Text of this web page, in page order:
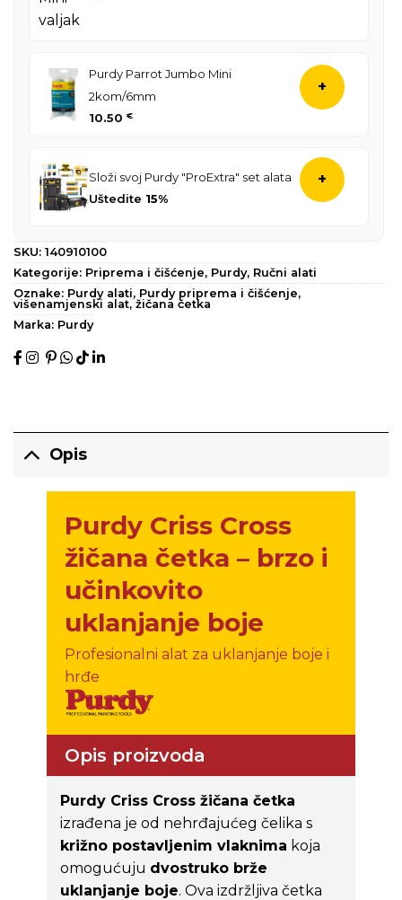
Purdy Parrot Jumbo Mini
2kom/6mm
10.50 €
+
Složi svoj Purdy "ProExtra" set alata
Uštedite 15%
+
SKU: 140910100
Kategorije: Priprema i čišćenje, Purdy, Ručni alati
Oznake: Purdy alati, Purdy priprema i čišćenje,
višenamjenski alat, žičana četka
Marka: Purdy
Opis
Purdy Criss Cross
žičana četka – brzo i
učinkovito
uklanjanje boje
Profesionalni alat za uklanjanje boje i
hrđe
Opis proizvoda
Purdy Criss Cross žičana četka
izrađena je od nehrđajućeg čelika s
križno postavljenim vlaknima koja
omogućuju dvostruko brže
uklanjanje boje. Ova izdržljiva četka